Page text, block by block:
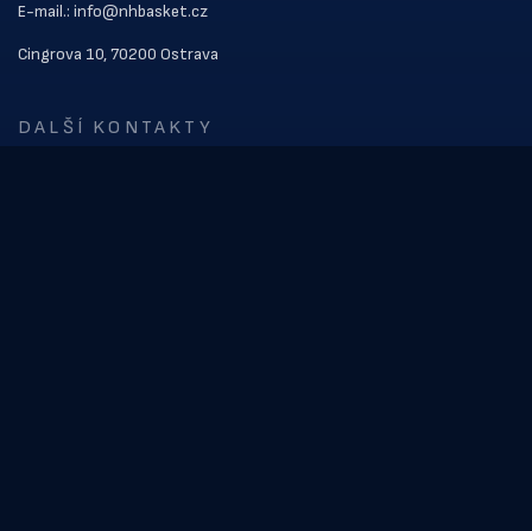
E-mail.: info@nhbasket.cz
Cingrova 10, 70200 Ostrava
DALŠÍ KONTAKTY